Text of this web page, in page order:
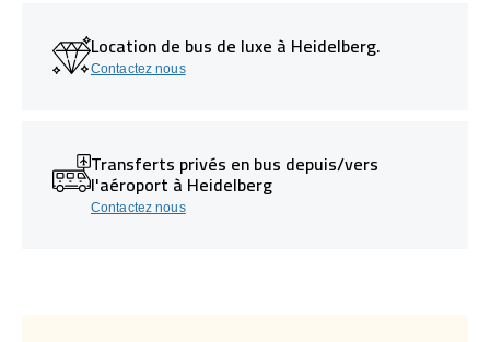
Location de bus de luxe à Heidelberg.
Contactez nous
Transferts privés en bus depuis/vers
l'aéroport à Heidelberg
Contactez nous